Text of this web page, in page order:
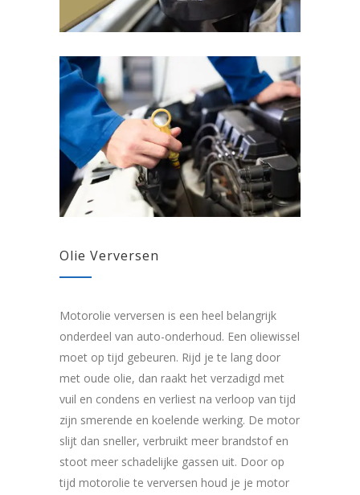
Olie Verversen
Motorolie verversen is een heel belangrijk
onderdeel van auto-onderhoud. Een oliewissel
moet op tijd gebeuren. Rijd je te lang door
met oude olie, dan raakt het verzadigd met
vuil en condens en verliest na verloop van tijd
zijn smerende en koelende werking. De motor
slijt dan sneller, verbruikt meer brandstof en
stoot meer schadelijke gassen uit. Door op
tijd motorolie te verversen houd je je motor